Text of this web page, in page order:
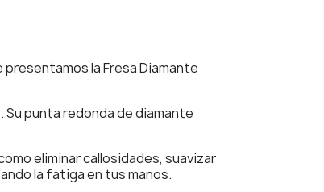
la Fresa Diamante
punta redonda de diamante
eliminar callosidades, suavizar
la fatiga en tus manos.